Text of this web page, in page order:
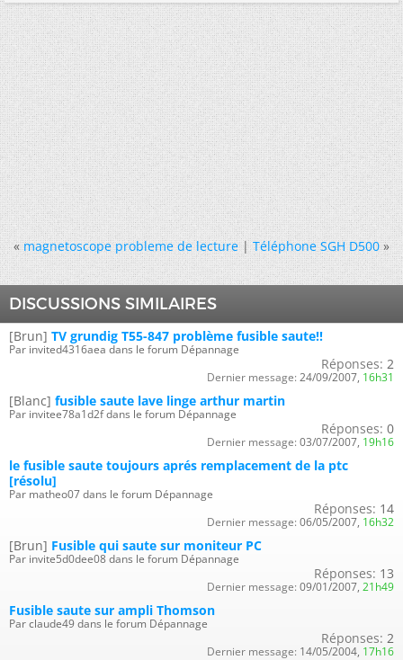
« magnetoscope probleme de lecture|Téléphone SGH D500 »
DISCUSSIONS SIMILAIRES
[Brun] TV grundig T55-847 problème fusible saute!!
Par invited4316aea dans le forum Dépannage
Réponses: 2
Dernier message: 24/09/2007, 16h31
[Blanc] fusible saute lave linge arthur martin
Par invitee78a1d2f dans le forum Dépannage
Réponses: 0
Dernier message: 03/07/2007, 19h16
le fusible saute toujours aprés remplacement de la ptc
[résolu]
Par matheo07 dans le forum Dépannage
Réponses: 14
Dernier message: 06/05/2007, 16h32
[Brun] Fusible qui saute sur moniteur PC
Par invite5d0dee08 dans le forum Dépannage
Réponses: 13
Dernier message: 09/01/2007, 21h49
Fusible saute sur ampli Thomson
Par claude49 dans le forum Dépannage
Réponses: 2
Dernier message: 14/05/2004, 17h16